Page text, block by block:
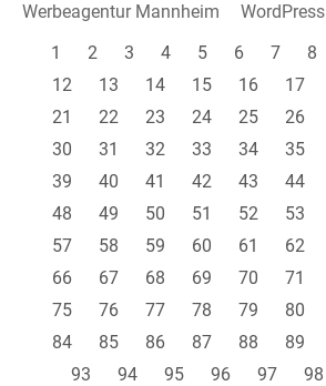
Werbeagentur Mannheim
WordPress
1
2 3 4 5 6 7 8
12
13 14 15 16 17
21
22 23 24 25 26
30
31 32 33 34 35
39
40 41 42 43 44
48
49 50 51 52 53
57
58 59 60 61 62
66
67 68 69 70 71
75
76 77 78 79 80
84
85 86 87 88 89
93
94 95 96 97 98